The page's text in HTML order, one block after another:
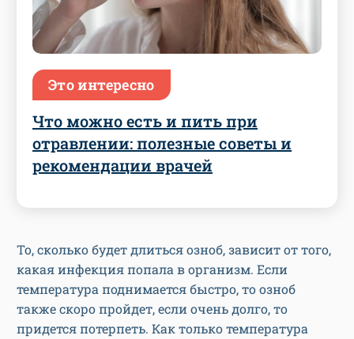
Это интересно
Что можно есть и пить при
отравлении: полезные советы и
рекомендации врачей
То, сколько будет длиться озноб, зависит от того,
какая инфекция попала в организм. Если
температура поднимается быстро, то озноб
также скоро пройдет, если очень долго, то
придется потерпеть. Как только температура